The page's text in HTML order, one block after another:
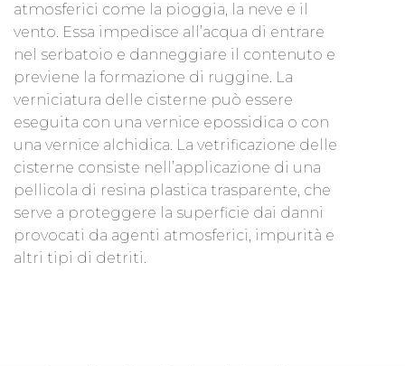
atmosferici come la pioggia, la neve e il
vento. Essa impedisce all’acqua di entrare
nel serbatoio e danneggiare il contenuto e
previene la formazione di ruggine. La
verniciatura delle cisterne può essere
eseguita con una vernice epossidica o con
una vernice alchidica. La vetrificazione delle
cisterne consiste nell’applicazione di una
pellicola di resina plastica trasparente, che
serve a proteggere la superficie dai danni
provocati da agenti atmosferici, impurità e
altri tipi di detriti.